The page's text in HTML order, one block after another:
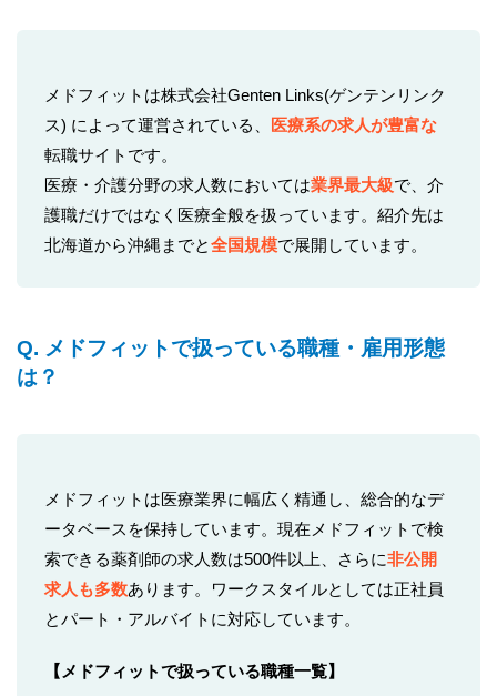
メドフィットは株式会社Genten Links(ゲンテンリンク
ス) によって運営されている、
医療系の求人が豊富な
転職サイトです。
医療・介護分野の求人数においては業界最大級で、介
護職だけではなく医療全般を扱っています。紹介先は
北海道から沖縄までと全国規模で展開しています。
Q. メドフィットで扱っている職種・雇用形態
は？
メドフィットは医療業界に幅広く精通し、総合的なデ
ータベースを保持しています。現在メドフィットで検
索できる薬剤師の求人数は500件以上、さらに非公開
求人も多数あります。ワークスタイルとしては正社員
とパート・アルバイトに対応しています。
【メドフィットで扱っている職種一覧】